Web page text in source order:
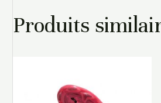
Produits